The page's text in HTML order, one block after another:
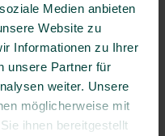
Medien anbieten
Website zu
Informationen zu Ihrer
unsere Partner für
weiter. Unsere
möglicherweise mit
ihnen bereitgestellt
Abend bewusst
am stärksten.
dass der Tag mit dem
im Team reduzieren